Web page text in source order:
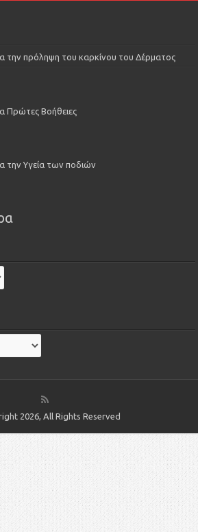
την πρόληψη του καρκίνου του Δέρματος
Πρώτες Βοήθειες
την Υγεία των ποδιών
2026, All Rights Reserved